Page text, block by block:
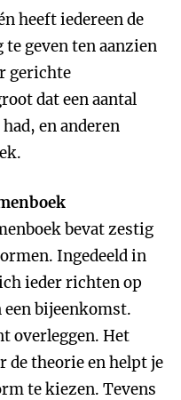
heeft iedereen de
geven ten aanzien
gerichte
dat een aantal
en anderen
bevat zestig
Ingedeeld in
ieder richten op
bijeenkomst.
overleggen. Het
de theorie en helpt je
te kiezen. Tevens